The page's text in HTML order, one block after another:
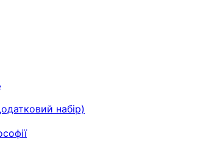
набір)